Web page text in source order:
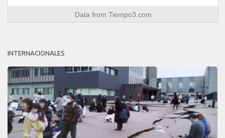
Data from Tiempo3.com
INTERNACIONALES